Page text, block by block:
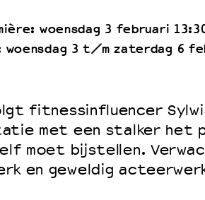
woensdag 3 februari
woensdag 3 t/m zaterdag 6
fitnessinfluencer
met een stalker het
moet bijstellen.
en geweldig